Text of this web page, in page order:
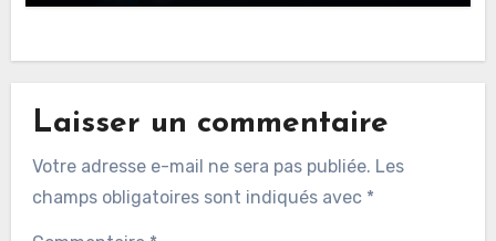
Laisser un commentaire
Votre adresse e-mail ne sera pas publiée. Les
champs obligatoires sont indiqués avec *